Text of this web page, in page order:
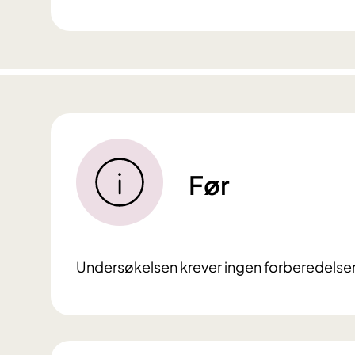
Før
Undersøkelsen krever ingen